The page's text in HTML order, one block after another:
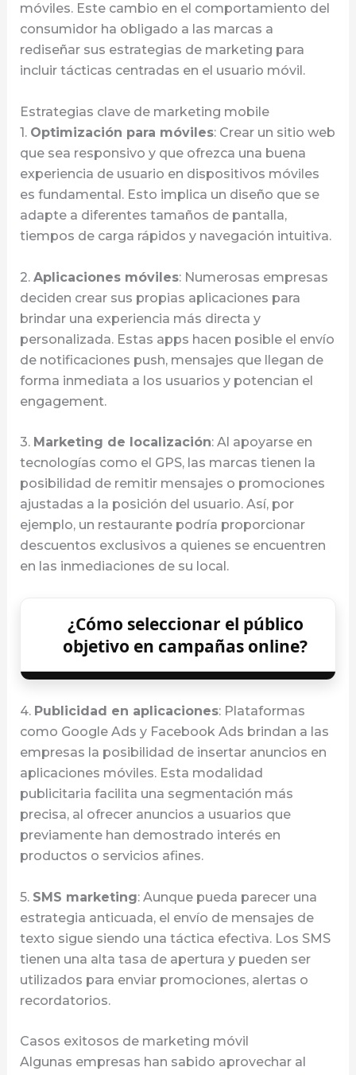
móviles. Este cambio en el comportamiento del
consumidor ha obligado a las marcas a
rediseñar sus estrategias de marketing para
incluir tácticas centradas en el usuario móvil.
Estrategias clave de marketing mobile
1. Optimización para móviles: Crear un sitio web
que sea responsivo y que ofrezca una buena
experiencia de usuario en dispositivos móviles
es fundamental. Esto implica un diseño que se
adapte a diferentes tamaños de pantalla,
tiempos de carga rápidos y navegación intuitiva.
2. Aplicaciones móviles: Numerosas empresas
deciden crear sus propias aplicaciones para
brindar una experiencia más directa y
personalizada. Estas apps hacen posible el envío
de notificaciones push, mensajes que llegan de
forma inmediata a los usuarios y potencian el
engagement.
3. Marketing de localización: Al apoyarse en
tecnologías como el GPS, las marcas tienen la
posibilidad de remitir mensajes o promociones
ajustadas a la posición del usuario. Así, por
ejemplo, un restaurante podría proporcionar
descuentos exclusivos a quienes se encuentren
en las inmediaciones de su local.
¿Cómo seleccionar el público
objetivo en campañas online?
4. Publicidad en aplicaciones: Plataformas
como Google Ads y Facebook Ads brindan a las
empresas la posibilidad de insertar anuncios en
aplicaciones móviles. Esta modalidad
publicitaria facilita una segmentación más
precisa, al ofrecer anuncios a usuarios que
previamente han demostrado interés en
productos o servicios afines.
5. SMS marketing: Aunque pueda parecer una
estrategia anticuada, el envío de mensajes de
texto sigue siendo una táctica efectiva. Los SMS
tienen una alta tasa de apertura y pueden ser
utilizados para enviar promociones, alertas o
recordatorios.
Casos exitosos de marketing móvil
Algunas empresas han sabido aprovechar al